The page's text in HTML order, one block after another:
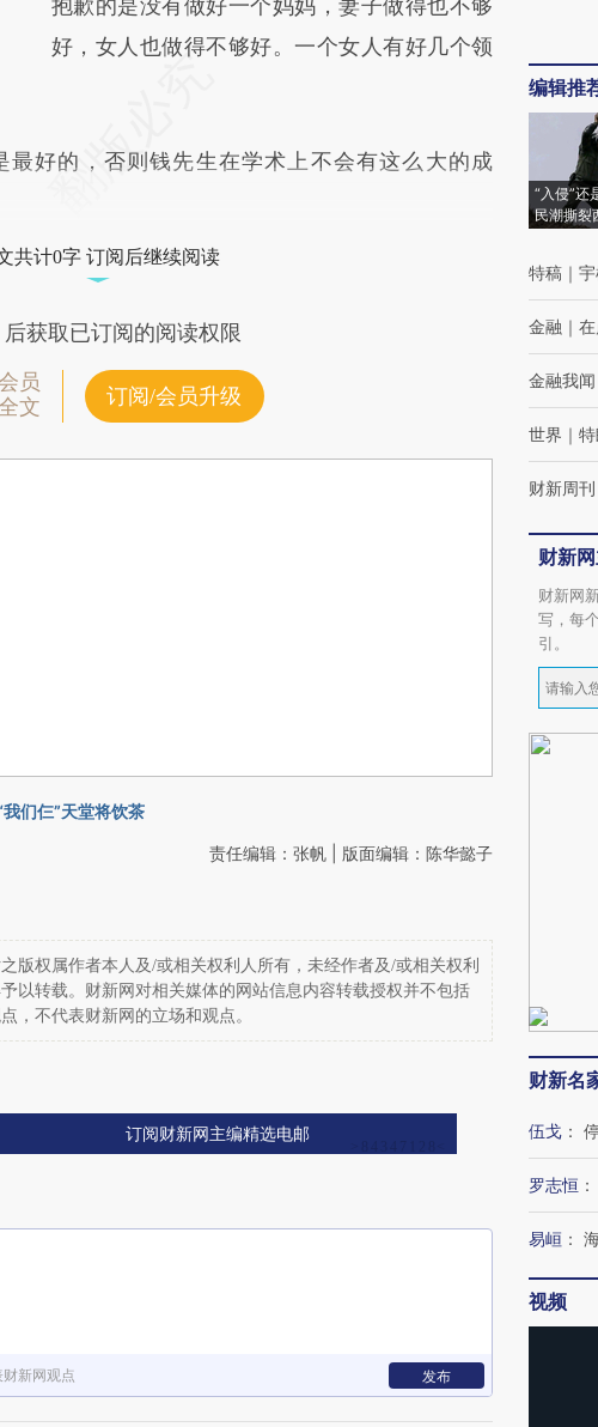
抱歉的是没有做好一个妈妈，妻子做得也不够
好，女人也做得不够好。一个女人有好几个领
好的，否则钱先生在学术上不会有这么大的成
共计0字 订阅后继续阅读
获取已订阅的阅读权限
员
文
订阅/会员升级
我们仨”天堂将饮茶
责任编辑：张帆 | 版面编辑：陈华懿子
版权属作者本人及/或相关权利人所有，未经作者及/或相关权利
以转载。财新网对相关媒体的网站信息内容转载授权并不包括
，不代表财新网的立场和观点。
订阅财新网主编精选电邮
新网观点 发布
编辑推
“入侵”还
民潮撕裂
特稿 ｜
金融 ｜
金融我闻
世界 ｜
财新周刊
财新
财新网
写，每
引。
财新名
伍戈 ：
罗志恒 ：
易峘 ：
视频